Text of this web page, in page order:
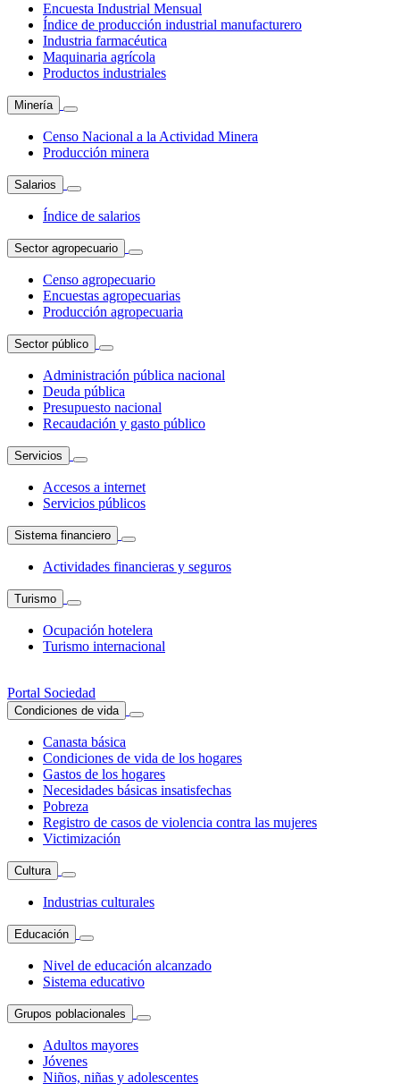
Encuesta Industrial Mensual
Índice de producción industrial manufacturero
Industria farmacéutica
Maquinaria agrícola
Productos industriales
Minería
Censo Nacional a la Actividad Minera
Producción minera
Salarios
Índice de salarios
Sector agropecuario
Censo agropecuario
Encuestas agropecuarias
Producción agropecuaria
Sector público
Administración pública nacional
Deuda pública
Presupuesto nacional
Recaudación y gasto público
Servicios
Accesos a internet
Servicios públicos
Sistema financiero
Actividades financieras y seguros
Turismo
Ocupación hotelera
Turismo internacional
Portal Sociedad
Condiciones de vida
Canasta básica
Condiciones de vida de los hogares
Gastos de los hogares
Necesidades básicas insatisfechas
Pobreza
Registro de casos de violencia contra las mujeres
Victimización
Cultura
Industrias culturales
Educación
Nivel de educación alcanzado
Sistema educativo
Grupos poblacionales
Adultos mayores
Jóvenes
Niños, niñas y adolescentes